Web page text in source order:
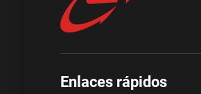
Enlaces rápidos